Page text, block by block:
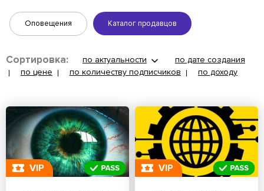
Оповещения Каталог продавцов
Сортировка: по актуальности
по дате создания
по цене
по количеству подписчиков по доходу
VIP VIP